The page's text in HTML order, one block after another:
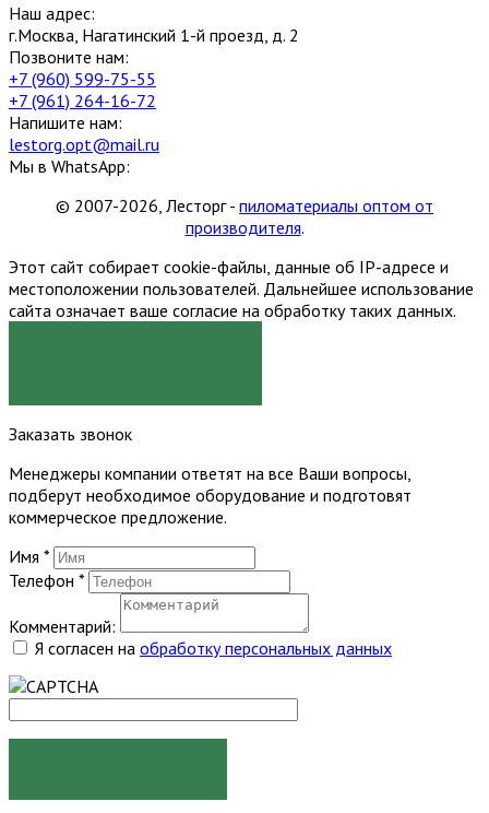
Наш адрес:
г.Москва, Нагатинский 1-й проезд, д. 2
Позвоните нам:
+7 (960) 599-75-55
+7 (961) 264-16-72
Напишите нам:
lestorg.opt@mail.ru
Мы в WhatsApp:
© 2007-2026, Лесторг - пиломатериалы оптом от
производителя.
Этот сайт собирает cookie-файлы, данные об IP-адресе и
местоположении пользователей. Дальнейшее использование
сайта означает ваше согласие на обработку таких данных.
Заказать звонок
Менеджеры компании ответят на все Ваши вопросы,
подберут необходимое оборудование и подготовят
коммерческое предложение.
Имя *
Телефон *
Комментарий:
Я согласен на обработку персональных данных